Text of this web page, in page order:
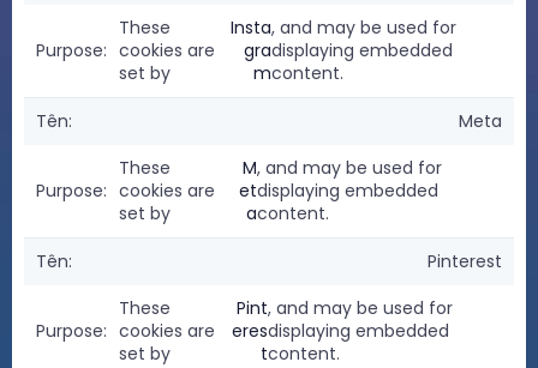
These
cookies are
set by
Insta
gra
m
, and may be used for
displaying embedded
content.
Meta
These
cookies are
set by
M
et
a
, and may be used for
displaying embedded
content.
Pinterest
These
cookies are
set by
Pint
eres
t
, and may be used for
displaying embedded
content.